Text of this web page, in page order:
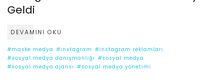
Geldi
DEVAMINI OKU
#maske medya #instagram #instagram reklamları
#sosyal medya danışmanlığı #sosyal medya
#sosyal medya ajansı #sosyal medya yönetimi